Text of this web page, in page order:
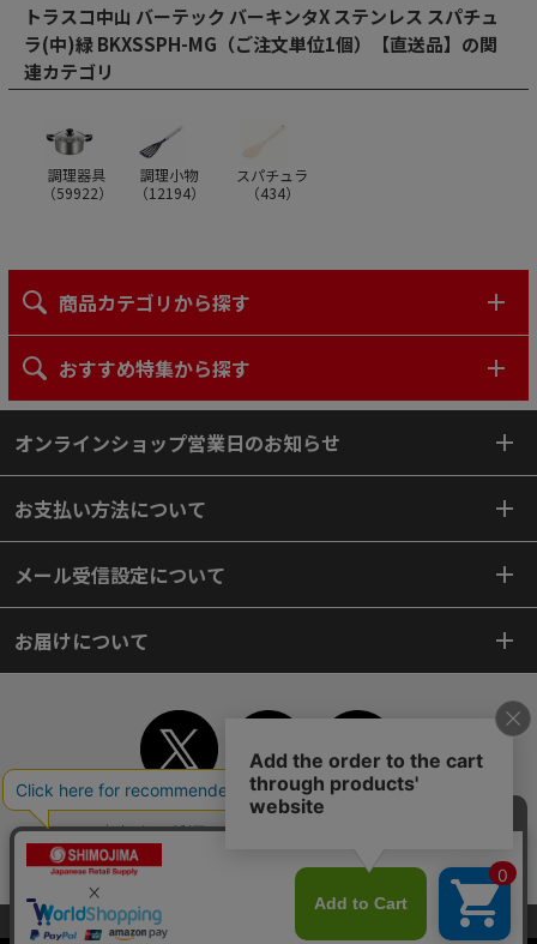
当サイトはクッキー（Cookie）を使用しています。Cookieの使用に同意いた
トラスコ中山 バーテック バーキンタX ステンレス スパチュ
ラ(中)緑 BKXSSPH-MG（ご注文単位1個）【直送品】の関
連カテゴリ
調理器具
（59922）
調理小物
（12194）
スパチュラ
（434）
商品カテゴリから探す
おすすめ特集から探す
オンラインショップ営業日のお知らせ
お支払い方法について
メール受信設定について
お届けについて
TOP 初めてご利用のお客様へ
個人情報保護方針
よくあるご質問
お問い合わせ
ピンポイントサーチ
サイトマップ
WEBカタログ 英語版TOP